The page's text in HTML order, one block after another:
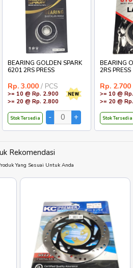
BEARING GOLDEN SPARK
6201 2RS PRESS
Rp. 3.000 / PCS
>= 10 @ Rp. 2.900
>= 20 @ Rp. 2.800
Stok Tersedia
BEARING
2RS PRESS
Rp. 2.700
>= 10 @
>= 20 @
Stok Tersedia
Rekomendasi
Yang Sesuai Untuk Anda